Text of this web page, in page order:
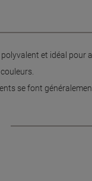
et idéal pour
se font